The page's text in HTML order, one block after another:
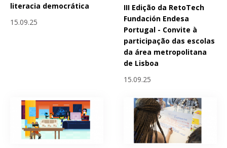
literacia democrática
15.09.25
III Edição da RetoTech
Fundación Endesa
Portugal - Convite à
participação das escolas
da área metropolitana
de Lisboa
15.09.25